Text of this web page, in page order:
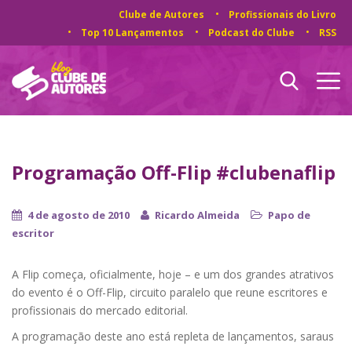
Clube de Autores
Profissionais do Livro
Top 10 Lançamentos
Podcast do Clube RSS
Programação Off-Flip #clubenaflip
4 de agosto de 2010 Ricardo Almeida
Papo de
escritor
A Flip começa, oficialmente, hoje – e um dos grandes atrativos
do evento é o Off-Flip, circuito paralelo que reune escritores e
profissionais do mercado editorial.
A programação deste ano está repleta de lançamentos, saraus